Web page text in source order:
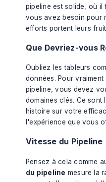
pipeline est solide, où
vous avez besoin pour
efforts portent leurs
Que Devriez-vous
Oubliez les tableurs
données. Pour
pipeline, vous devez
domaines clés. Ce
histoire sur votre
l'expérience que vous
Vitesse du Pipeline
Pensez à cela comme
du pipeline mesure la